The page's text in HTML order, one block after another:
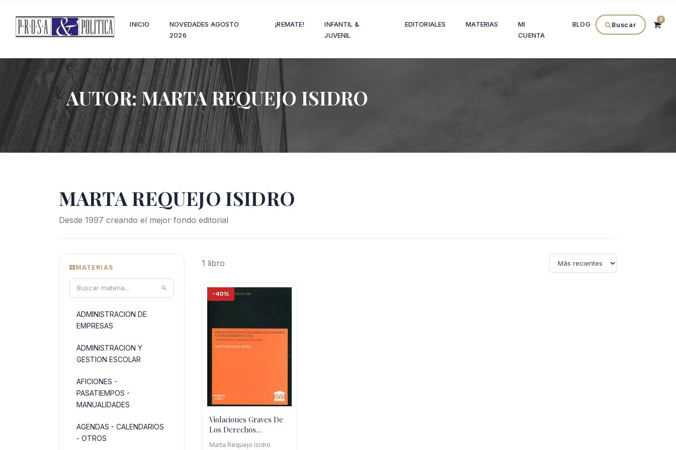
INICIO
NOVEDADES AGOSTO
2026
¡REMATE!
INFANTIL &
JUVENIL
EDITORIALES MATERIAS
MI
CUENTA
BLOG Buscar
0
AUTOR:MARTA REQUEJO ISIDRO
MARTA REQUEJO ISIDRO
Desde 1997 creando el mejor fondo editorial
MATERIAS
ADMINISTRACION DE
EMPRESAS
ADMINISTRACION Y
GESTION ESCOLAR
AFICIONES -
PASATIEMPOS -
MANUALIDADES
AGENDAS - CALENDARIOS
- OTROS
1 libro
-40%
Violaciones Graves De
Los Derechos
Marta Requejo Isidro